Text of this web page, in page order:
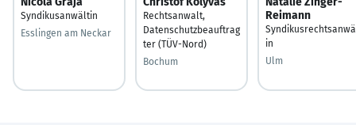
Syndikusanwältin
Esslingen am Neckar
Rechtsanwalt,
Datenschutzbeauftrag
ter (TÜV-Nord)
Bochum
Reimann
in
Ulm